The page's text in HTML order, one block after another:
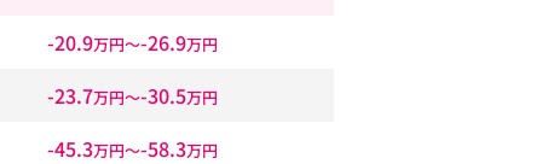
-20.9万円〜-26.9万円
-23.7万円〜-30.5万円
-45.3万円〜-58.3万円